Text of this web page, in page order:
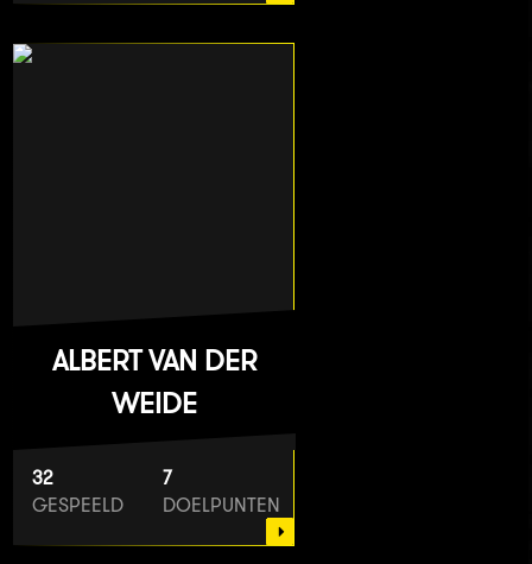
ALBERT VAN DER
WEIDE
32
GESPEELD
7
DOELPUNTEN